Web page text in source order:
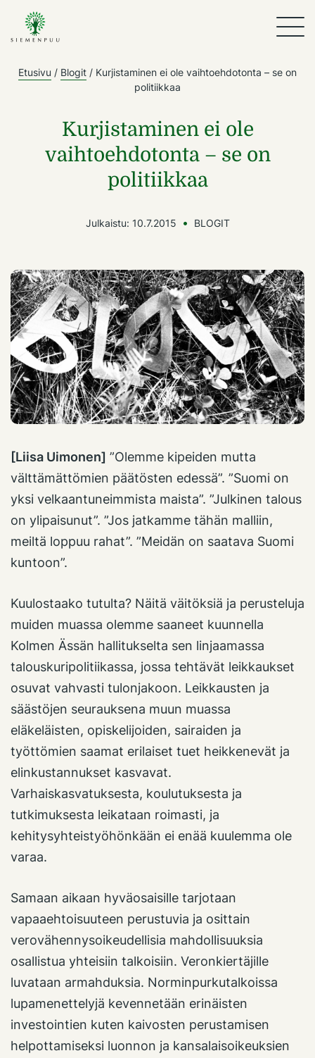
Etusivu / Blogit / Kurjistaminen ei ole vaihtoehdotonta – se on
politiikkaa
Kurjistaminen ei ole
vaihtoehdotonta – se on
politiikkaa
Julkaistu: 10.7.2015 BLOGIT
[Liisa Uimonen] ”Olemme kipeiden mutta
välttämättömien päätösten edessä”. ”Suomi on
yksi velkaantuneimmista maista”. ”Julkinen talous
on ylipaisunut”. ”Jos jatkamme tähän malliin,
meiltä loppuu rahat”. ”Meidän on saatava Suomi
kuntoon”.
Kuulostaako tutulta? Näitä väitöksiä ja perusteluja
muiden muassa olemme saaneet kuunnella
Kolmen Ässän hallitukselta sen linjaamassa
talouskuripolitiikassa, jossa tehtävät leikkaukset
osuvat vahvasti tulonjakoon. Leikkausten ja
säästöjen seurauksena muun muassa
eläkeläisten, opiskelijoiden, sairaiden ja
työttömien saamat erilaiset tuet heikkenevät ja
elinkustannukset kasvavat.
Varhaiskasvatuksesta, koulutuksesta ja
tutkimuksesta leikataan roimasti, ja
kehitysyhteistyöhönkään ei enää kuulemma ole
varaa.
Samaan aikaan hyväosaisille tarjotaan
vapaaehtoisuuteen perustuvia ja osittain
verovähennysoikeudellisia mahdollisuuksia
osallistua yhteisiin talkoisiin. Veronkiertäjille
luvataan armahduksia. Norminpurkutalkoissa
lupamenettelyjä kevennetään erinäisten
investointien kuten kaivosten perustamisen
helpottamiseksi luonnon ja kansalaisoikeuksien